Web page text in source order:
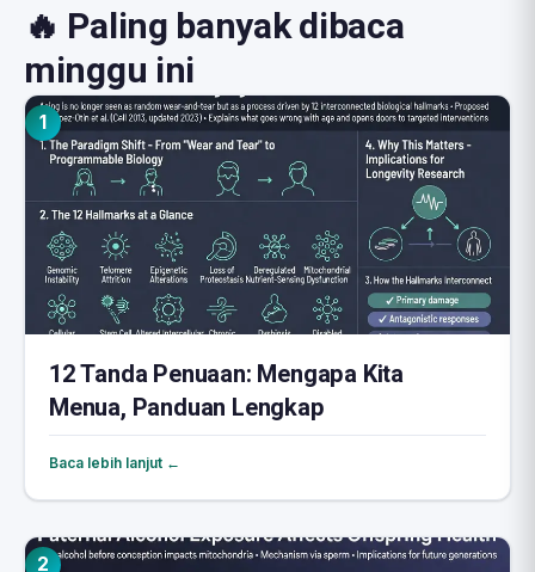
🔥 Paling banyak dibaca
minggu ini
1
12 Tanda Penuaan: Mengapa Kita
Menua, Panduan Lengkap
Baca lebih lanjut ←
2